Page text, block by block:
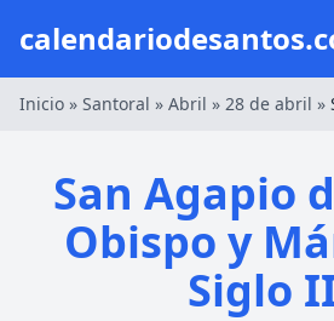
Inicio » Santoral » Abril » 28 de abril »
San Agapio
Obispo y
Siglo